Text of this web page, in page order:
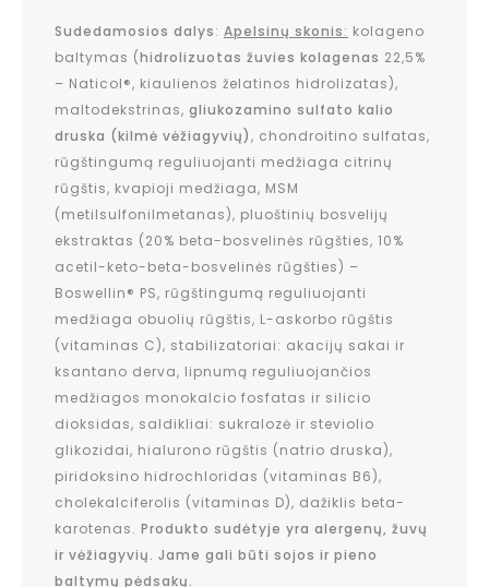
Sudedamosios dalys: Apelsinų skonis: kolageno
baltymas (hidrolizuotas žuvies kolagenas 22,5%
– Naticol®, kiaulienos želatinos hidrolizatas),
maltodekstrinas, gliukozamino sulfato kalio
druska (kilmė vėžiagyvių), chondroitino sulfatas,
rūgštingumą reguliuojanti medžiaga citrinų
rūgštis, kvapioji medžiaga, MSM
(metilsulfonilmetanas), pluoštinių bosvelijų
ekstraktas (20% beta-bosvelinės rūgšties, 10%
acetil-keto-beta-bosvelinės rūgšties) –
Boswellin® PS, rūgštingumą reguliuojanti
medžiaga obuolių rūgštis, L-askorbo rūgštis
(vitaminas C), stabilizatoriai: akacijų sakai ir
ksantano derva, lipnumą reguliuojančios
medžiagos monokalcio fosfatas ir silicio
dioksidas, saldikliai: sukralozė ir steviolio
glikozidai, hialurono rūgštis (natrio druska),
piridoksino hidrochloridas (vitaminas B6),
cholekalciferolis (vitaminas D), dažiklis beta-
karotenas. Produkto sudėtyje yra alergenų, žuvų
ir vėžiagyvių. Jame gali būti sojos ir pieno
baltymų pėdsakų.